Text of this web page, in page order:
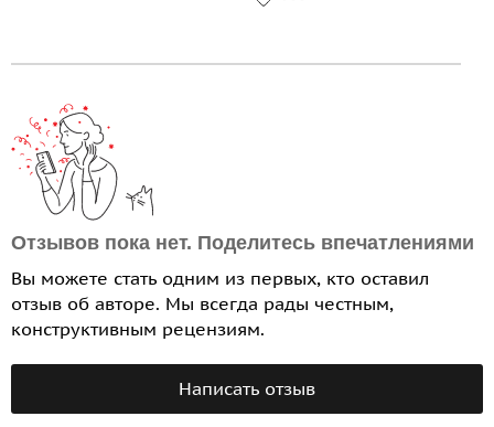
Отзывов пока нет. Поделитесь впечатлениями
Вы можете стать одним из первых, кто оставил
отзыв об авторе. Мы всегда рады честным,
конструктивным рецензиям.
Написать отзыв